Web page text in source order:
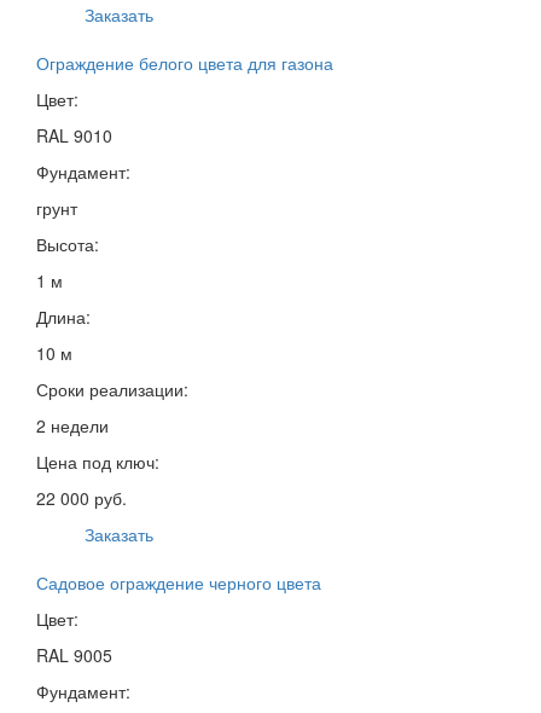
Заказать
Ограждение белого цвета для газона
Цвет:
RAL 9010
Фундамент:
грунт
Высота:
1 м
Длина:
10 м
Сроки реализации:
2 недели
Цена под ключ:
22 000 руб.
Заказать
Садовое ограждение черного цвета
Цвет:
RAL 9005
Фундамент: